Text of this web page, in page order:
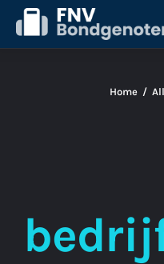
Home
Juridisch